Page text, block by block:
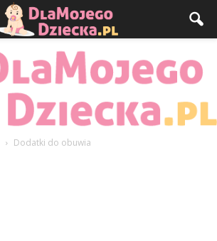
Dodatki do obuwia